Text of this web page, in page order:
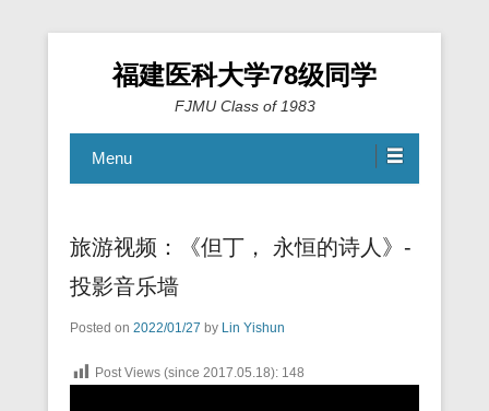
福建医科大学78级同学
FJMU Class of 1983
Menu
旅游视频：《但丁， 永恒的诗人》-
投影音乐墙
Posted on 2022/01/27 by Lin Yishun
Post Views (since 2017.05.18): 148